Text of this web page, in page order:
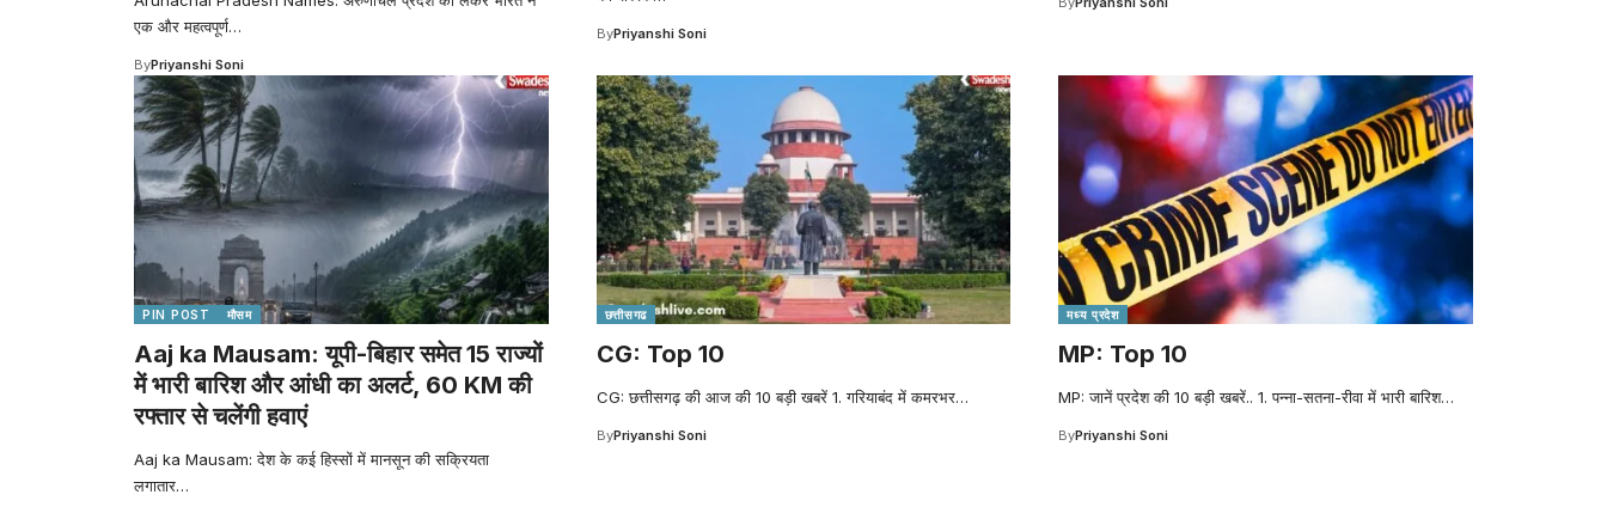
एक और महत्वपूर्ण…
ByPriyanshi Soni
ByPriyanshi Soni
PIN POST मौसम
Aaj ka Mausam: यूपी-बिहार समेत 15 राज्यों
में भारी बारिश और आंधी का अलर्ट, 60 KM की
रफ्तार से चलेंगी हवाएं
Aaj ka Mausam: देश के कई हिस्सों में मानसून की सक्रियता
लगातार…
छत्तीसगढ
CG: Top 10
CG: छत्तीसगढ़ की आज की 10 बड़ी खबरें 1. गरियाबंद में कमरभर…
ByPriyanshi Soni
मध्य प्रदेश
MP: Top 10
MP: जानें प्रदेश की 10 बड़ी खबरें.. 1. पन्ना-सतना-रीवा में भारी बारिश…
ByPriyanshi Soni